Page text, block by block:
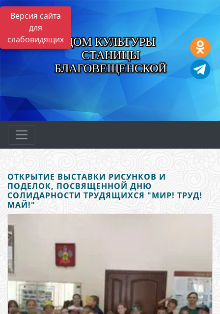
Версия сайта
для
слабовидящих
ДОМ КУЛЬТУРЫ
СТАНИЦЫ
БЛАГОВЕЩЕНСКОЙ
ОТКРЫТИЕ ВЫСТАВКИ РИСУНКОВ И
ПОДЕЛОК, ПОСВЯЩЕННОЙ ДНЮ
СОЛИДАРНОСТИ ТРУДЯЩИХСЯ "МИР! ТРУД!
МАЙ!"